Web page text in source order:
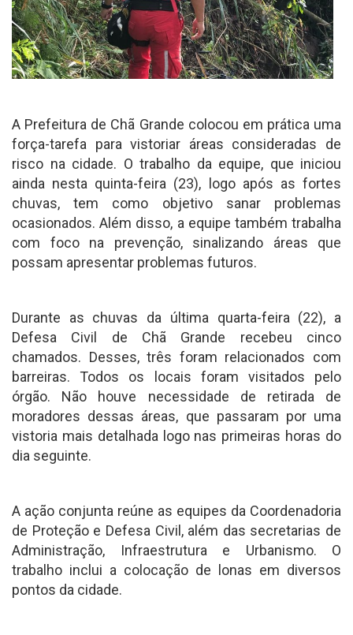
A Prefeitura de Chã Grande colocou em prática uma
força-tarefa para vistoriar áreas consideradas de
risco na cidade. O trabalho da equipe, que iniciou
ainda nesta quinta-feira (23), logo após as fortes
chuvas, tem como objetivo sanar problemas
ocasionados. Além disso, a equipe também trabalha
com foco na prevenção, sinalizando áreas que
possam apresentar problemas futuros.
Durante as chuvas da última quarta-feira (22), a
Defesa Civil de Chã Grande recebeu cinco
chamados. Desses, três foram relacionados com
barreiras. Todos os locais foram visitados pelo
órgão. Não houve necessidade de retirada de
moradores dessas áreas, que passaram por uma
vistoria mais detalhada logo nas primeiras horas do
dia seguinte.
A ação conjunta reúne as equipes da Coordenadoria
de Proteção e Defesa Civil, além das secretarias de
Administração, Infraestrutura e Urbanismo. O
trabalho inclui a colocação de lonas em diversos
pontos da cidade.